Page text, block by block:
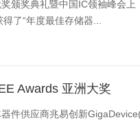
颁奖典礼暨中国IC领袖峰会
了“年度最佳存储器...
Awards 亚洲大奖
宣布，在由电子行业资深媒体ASPENCORE(旗下包括EE